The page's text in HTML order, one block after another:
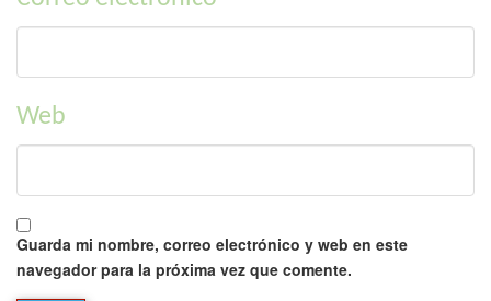
Web
Guarda mi nombre, correo electrónico y web en este
navegador para la próxima vez que comente.